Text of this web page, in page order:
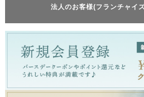
法人のお客様(フランチャイ